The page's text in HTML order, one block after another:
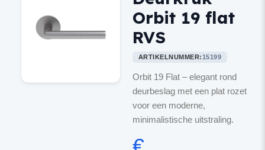
Orbit 19 flat
RVS
ARTIKELNUMMER:15199
Orbit 19 Flat – elegant rond
deurbeslag met een plat rozet
voor een moderne,
minimalistische uitstraling.